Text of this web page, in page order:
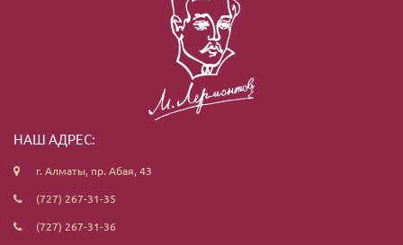
НАШ АДРЕС:
г. Алматы, пр. Абая, 43
(727) 267-31-35
(727) 267-31-36